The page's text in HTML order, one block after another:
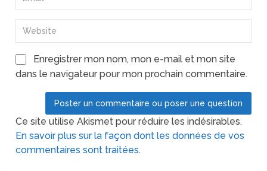
Enregistrer mon nom, mon e-mail et mon site
dans le navigateur pour mon prochain commentaire.
Ce site utilise Akismet pour réduire les indésirables.
En savoir plus sur la façon dont les données de vos
commentaires sont traitées.